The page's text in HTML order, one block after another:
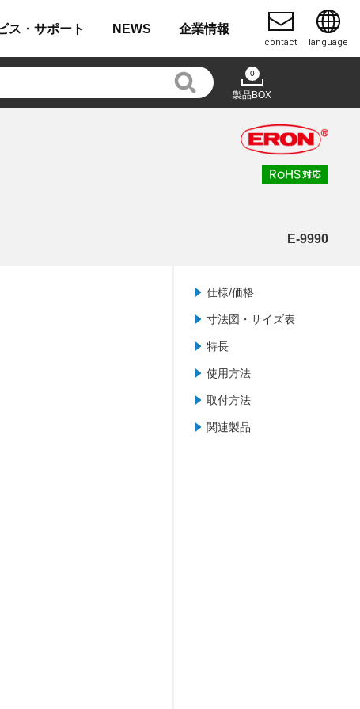
ス・ サポート NEWS 企業情報
contact language
0
製品BOX
E-9990
仕様/価格
寸法図・サイズ表
特長
使用方法
取付方法
関連製品